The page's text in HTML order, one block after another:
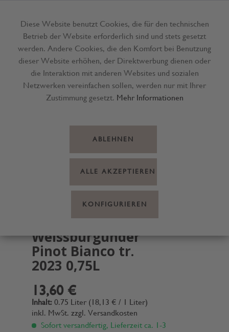
Menü
Wein Bozen
Weissburgunder
Pinot Bianco tr.
2023 0,75L
13,60 €
Inhalt: 0.75 Liter (18,13 € / 1 Liter)
inkl. MwSt. zzgl. Versandkosten
Sofort versandfertig, Lieferzeit ca. 1-3
Diese Website benutzt Cookies, die für den technischen
Betrieb der Website erforderlich sind und stets gesetzt
werden. Andere Cookies, die den Komfort bei Benutzung
dieser Website erhöhen, der Direktwerbung dienen oder
die Interaktion mit anderen Websites und sozialen
Netzwerken vereinfachen sollen, werden nur mit Ihrer
Zustimmung gesetzt. Mehr Informationen
ABLEHNEN
ALLE AKZEPTIEREN
KONFIGURIEREN